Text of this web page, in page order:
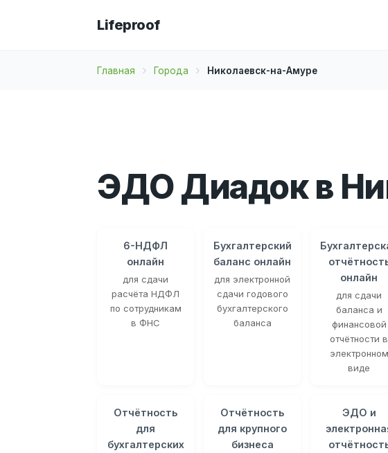
Lifeproof
Главная Города Николаевск-на-Амуре
ЭДО Диадок в
6-НДФЛ
онлайн
для сдачи
расчёта НДФЛ
по сотрудникам
в ФНС
Бухгалтерский
баланс онлайн
для электронной
сдачи годового
бухгалтерского
баланса
онлайн
для сдачи
баланса и
финансовой
отчётности в
электронном
виде
Отчётность
для
бухгалтерских
Отчётность
для крупного
бизнеса
ЭДО и